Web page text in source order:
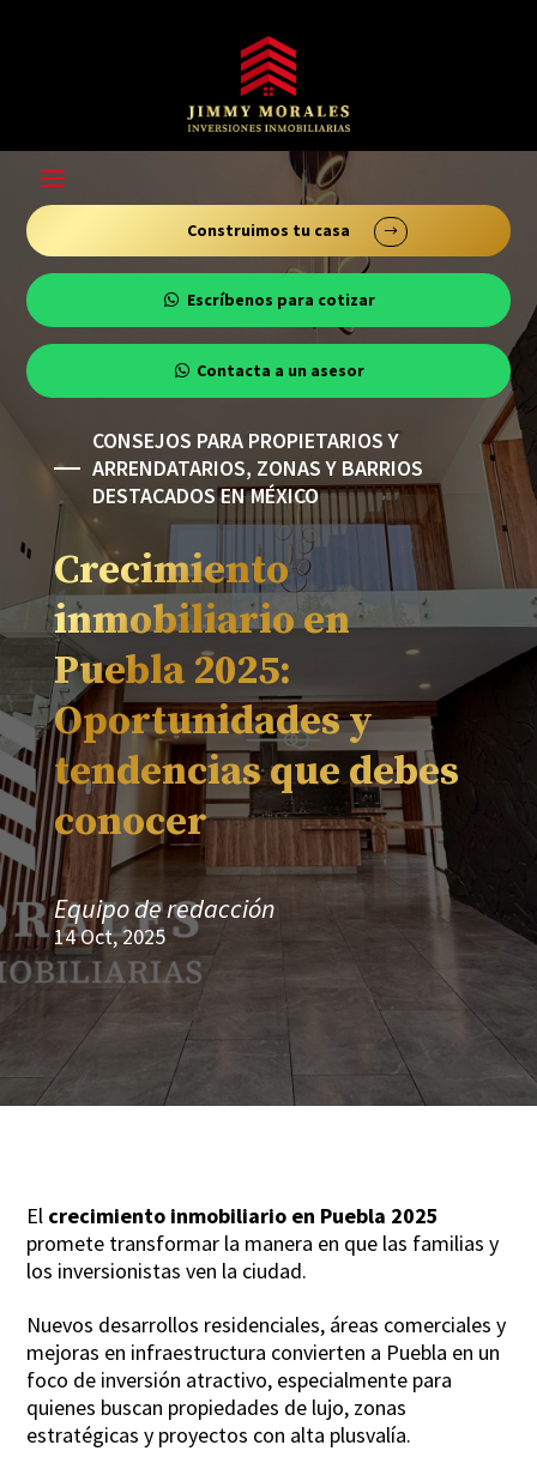
Construimos tu casa
Escríbenos para cotizar
Contacta a un asesor
CONSEJOS PARA PROPIETARIOS Y
ARRENDATARIOS, ZONAS Y BARRIOS
DESTACADOS EN MÉXICO
Crecimiento
inmobiliario en
Puebla 2025:
Oportunidades y
tendencias que debes
conocer
Equipo de redacción
14 Oct, 2025
El crecimiento inmobiliario en Puebla 2025
promete transformar la manera en que las familias y
los inversionistas ven la ciudad.
Nuevos desarrollos residenciales, áreas comerciales y
mejoras en infraestructura convierten a Puebla en un
foco de inversión atractivo, especialmente para
quienes buscan propiedades de lujo, zonas
estratégicas y proyectos con alta plusvalía.